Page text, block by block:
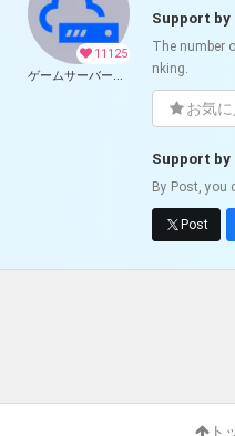
11125
ゲームサーバー公開ツール の開発支援
Support
The number
nking.
お気
Support
By Post, you
Post
ト